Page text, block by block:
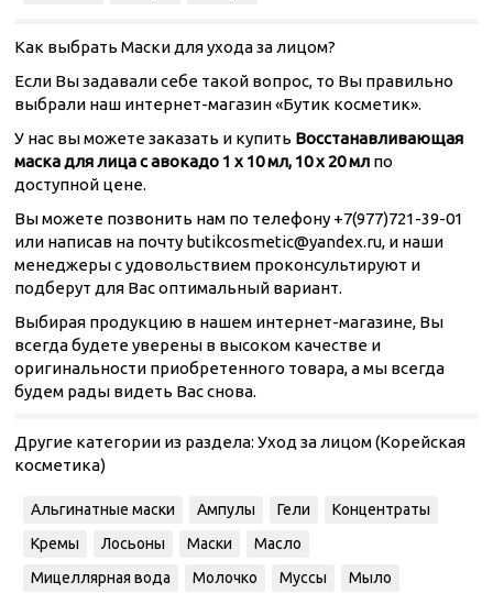
Как выбрать Маски для ухода за лицом?
Если Вы задавали себе такой вопрос, то Вы правильно
выбрали наш интернет-магазин «Бутик косметик».
У нас вы можете заказать и купить Восстанавливающая
маска для лица с авокадо 1 х 10 мл, 10 х 20 мл по
доступной цене.
Вы можете позвонить нам по телефону +7(977)721-39-01
или написав на почту butikcosmetic@yandex.ru, и наши
менеджеры с удовольствием проконсультируют и
подберут для Вас оптимальный вариант.
Выбирая продукцию в нашем интернет-магазине, Вы
всегда будете уверены в высоком качестве и
оригинальности приобретенного товара, а мы всегда
будем рады видеть Вас снова.
Другие категории из раздела: Уход за лицом (Корейская
косметика)
Альгинатные маски Ампулы Гели
Концентраты
Кремы
Лосьоны Маски
Масло
Мицеллярная вода
Молочко Муссы
Мыло